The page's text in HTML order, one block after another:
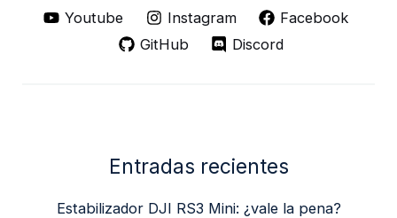
Youtube Instagram
Facebook
GitHub
Discord
Entradas recientes
Estabilizador DJI RS3 Mini: ¿vale la pena?